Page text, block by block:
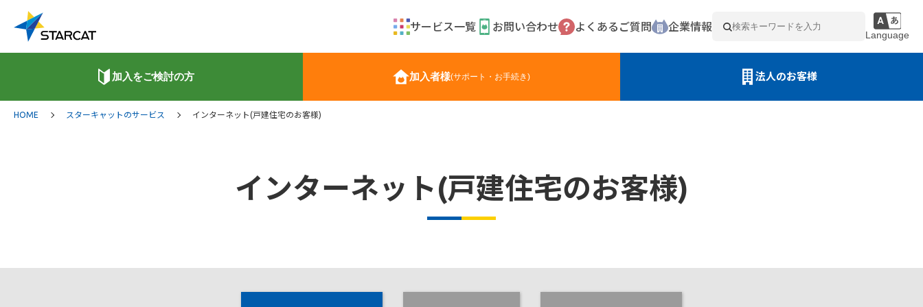
サービス一覧 お問い合わせ よくあるご質問 企業情報
Language
加入をご検討の方 加入者様(サポート・お手続き) 法人のお客様
HOME スターキャットのサービス インターネット(戸建住宅のお客様)
インターネット(戸建住宅のお客様)